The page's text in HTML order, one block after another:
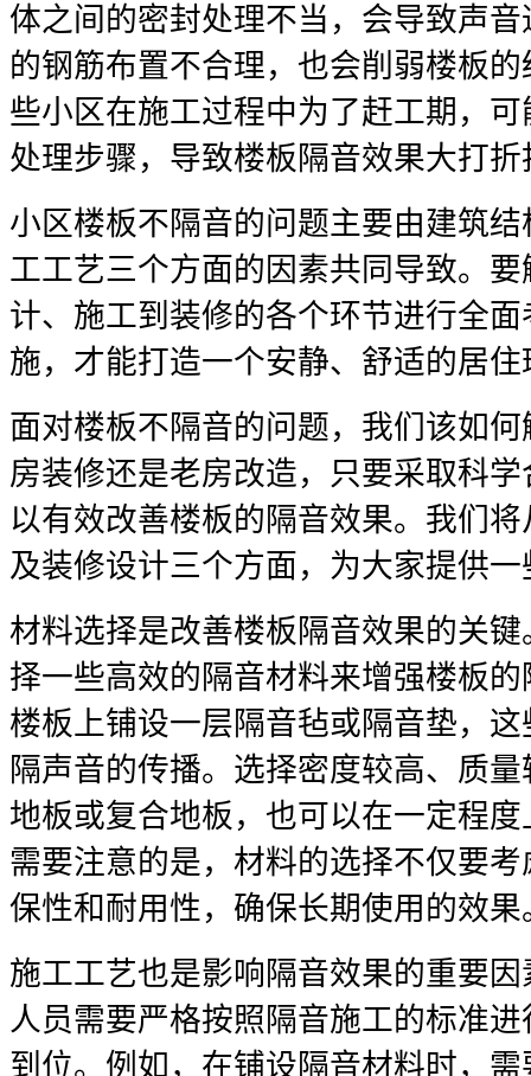
体之间的密封处理不当，会导致声
的钢筋布置不合理，也会削弱楼板
些小区在施工过程中为了赶工期，
处理步骤，导致楼板隔音效果大打折
小区楼板不隔音的问题主要由建筑
工工艺三个方面的因素共同导致。
计、施工到装修的各个环节进行全
施，才能打造一个安静、舒适的居住
面对楼板不隔音的问题，我们该如
房装修还是老房改造，只要采取科
以有效改善楼板的隔音效果。我们
及装修设计三个方面，为大家提供
材料选择是改善楼板隔音效果的关
择一些高效的隔音材料来增强楼板
楼板上铺设一层隔音毡或隔音垫，
隔声音的传播。选择密度较高、质
地板或复合地板，也可以在一定程
需要注意的是，材料的选择不仅要
保性和耐用性，确保长期使用的效果
施工工艺也是影响隔音效果的重要
人员需要严格按照隔音施工的标准
到位。例如，在铺设隔音材料时，